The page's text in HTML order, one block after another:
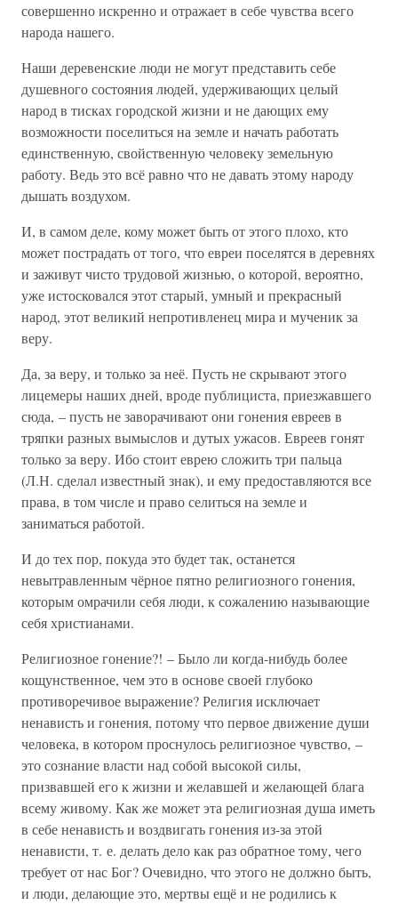
совершенно искренно и отражает в себе чувства всего
народа нашего.
Наши деревенские люди не могут представить себе
душевного состояния людей, удерживающих целый
народ в тисках городской жизни и не дающих ему
возможности поселиться на земле и начать работать
единственную, свойственную человеку земельную
работу. Ведь это всё равно что не давать этому народу
дышать воздухом.
И, в самом деле, кому может быть от этого плохо, кто
может пострадать от того, что евреи поселятся в деревнях
и заживут чисто трудовой жизнью, о которой, вероятно,
уже истосковался этот старый, умный и прекрасный
народ, этот великий непротивленец мира и мученик за
веру.
Да, за веру, и только за неё. Пусть не скрывают этого
лицемеры наших дней, вроде публициста, приезжавшего
сюда, – пусть не заворачивают они гонения евреев в
тряпки разных вымыслов и дутых ужасов. Евреев гонят
только за веру. Ибо стоит еврею сложить три пальца
(Л.Н. сделал известный знак), и ему предоставляются все
права, в том числе и право селиться на земле и
заниматься работой.
И до тех пор, покуда это будет так, останется
невытравленным чёрное пятно религиозного гонения,
которым омрачили себя люди, к сожалению называющие
себя христианами.
Религиозное гонение?! – Было ли когда-нибудь более
кощунственное, чем это в основе своей глубоко
противоречивое выражение? Религия исключает
ненависть и гонения, потому что первое движение души
человека, в котором проснулось религиозное чувство, –
это сознание власти над собой высокой силы,
призвавшей его к жизни и желавшей и желающей блага
всему живому. Как же может эта религиозная душа иметь
в себе ненависть и воздвигать гонения из-за этой
ненависти, т. е. делать дело как раз обратное тому, чего
требует от нас Бог? Очевидно, что этого не должно быть,
и люди, делающие это, мертвы ещё и не родились к